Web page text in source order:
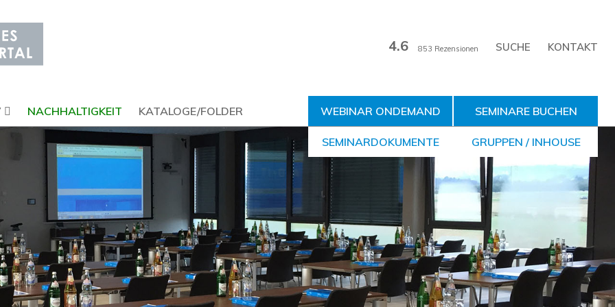
KONTAKT
4.6 853 Rezensionen
NACHHALTIGKEIT KATALOGE/FOLDER WEBINAR ONDEMAND
SEMINARDOKUMENTE
SEMINARE BUCHEN
GRUPPEN / INHOUSE